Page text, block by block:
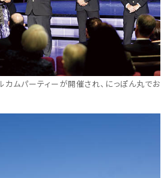
カムパーティーが開催され、にっぽん丸でお